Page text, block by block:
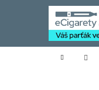
Domů
í
Zpět
do
Zpět
do